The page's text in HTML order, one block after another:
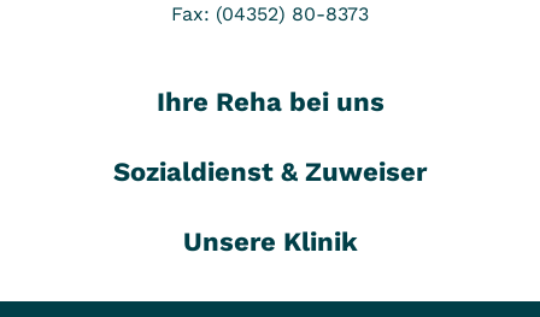
Fax: (04352) 80-8373
Ihre Reha bei uns
Sozialdienst & Zuweiser
Unsere Klinik